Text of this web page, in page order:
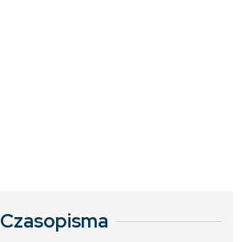
Czasopisma